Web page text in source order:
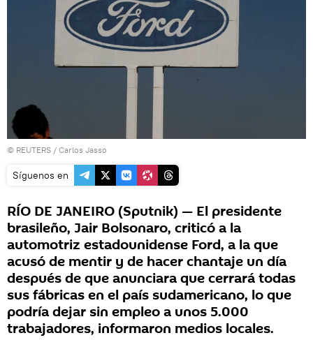
© REUTERS / Carlos Jasso
Síguenos en
RÍO DE JANEIRO (Sputnik) — El presidente
brasileño, Jair Bolsonaro, criticó a la
automotriz estadounidense Ford, a la que
acusó de mentir y de hacer chantaje un día
después de que anunciara que cerrará todas
sus fábricas en el país sudamericano, lo que
podría dejar sin empleo a unos 5.000
trabajadores, informaron medios locales.